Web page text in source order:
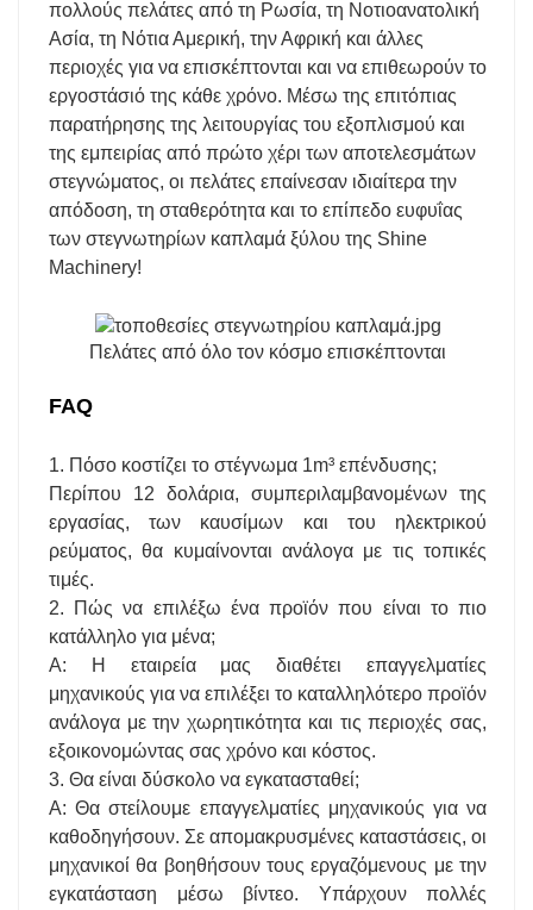
πολλούς πελάτες από τη Ρωσία, τη Νοτιοανατολική
Ασία, τη Νότια Αμερική, την Αφρική και άλλες
περιοχές για να επισκέπτονται και να επιθεωρούν το
εργοστάσιό της κάθε χρόνο. Μέσω της επιτόπιας
παρατήρησης της λειτουργίας του εξοπλισμού και
της εμπειρίας από πρώτο χέρι των αποτελεσμάτων
στεγνώματος, οι πελάτες επαίνεσαν ιδιαίτερα την
απόδοση, τη σταθερότητα και το επίπεδο ευφυΐας
των στεγνωτηρίων καπλαμά ξύλου της Shine
Machinery!
Πελάτες από όλο τον κόσμο επισκέπτονται
FAQ
1. Πόσο κοστίζει το στέγνωμα 1m³ επένδυσης;
Περίπου 12 δολάρια, συμπεριλαμβανομένων της
εργασίας, των καυσίμων και του ηλεκτρικού
ρεύματος, θα κυμαίνονται ανάλογα με τις τοπικές
τιμές.
2. Πώς να επιλέξω ένα προϊόν που είναι το πιο
κατάλληλο για μένα;
Α: Η εταιρεία μας διαθέτει επαγγελματίες
μηχανικούς για να επιλέξει το καταλληλότερο προϊόν
ανάλογα με την χωρητικότητα και τις περιοχές σας,
εξοικονομώντας σας χρόνο και κόστος.
3. Θα είναι δύσκολο να εγκατασταθεί;
Α: Θα στείλουμε επαγγελματίες μηχανικούς για να
καθοδηγήσουν. Σε απομακρυσμένες καταστάσεις, οι
μηχανικοί θα βοηθήσουν τους εργαζόμενους με την
εγκατάσταση μέσω βίντεο. Υπάρχουν πολλές